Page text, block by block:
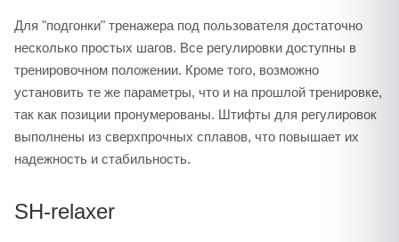
Для "подгонки" тренажера под пользователя достаточно
несколько простых шагов. Все регулировки доступны в
тренировочном положении. Кроме того, возможно
установить те же параметры, что и на прошлой тренировке,
так как позиции пронумерованы. Штифты для регулировок
выполнены из сверхпрочных сплавов, что повышает их
надежность и стабильность.
SH-relaxer